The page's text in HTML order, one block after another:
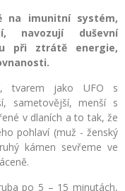
na imunitní systém,
navozují duševní
při ztrátě energie,
tvarem jako UFO s
sametovější, menší s
v dlaních a to tak, že
pohlaví (muž - ženský
kámen sevřeme ve
po 5 – 15 minutách,